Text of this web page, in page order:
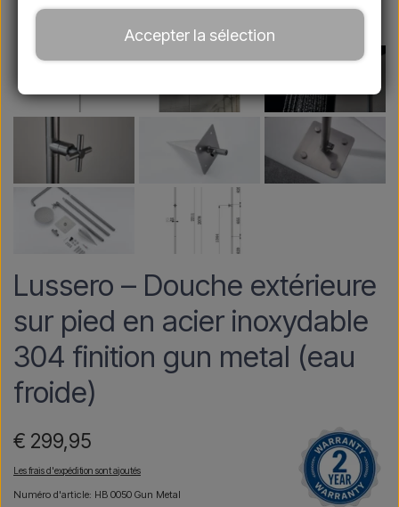
Lussero – Douche extérieure
sur pied en acier inoxydable
304 finition gun metal (eau
froide)
€ 299,95
Les frais d'expédition sont ajoutés
Numéro d'article: HB 0050 Gun Metal
Accepter la sélection